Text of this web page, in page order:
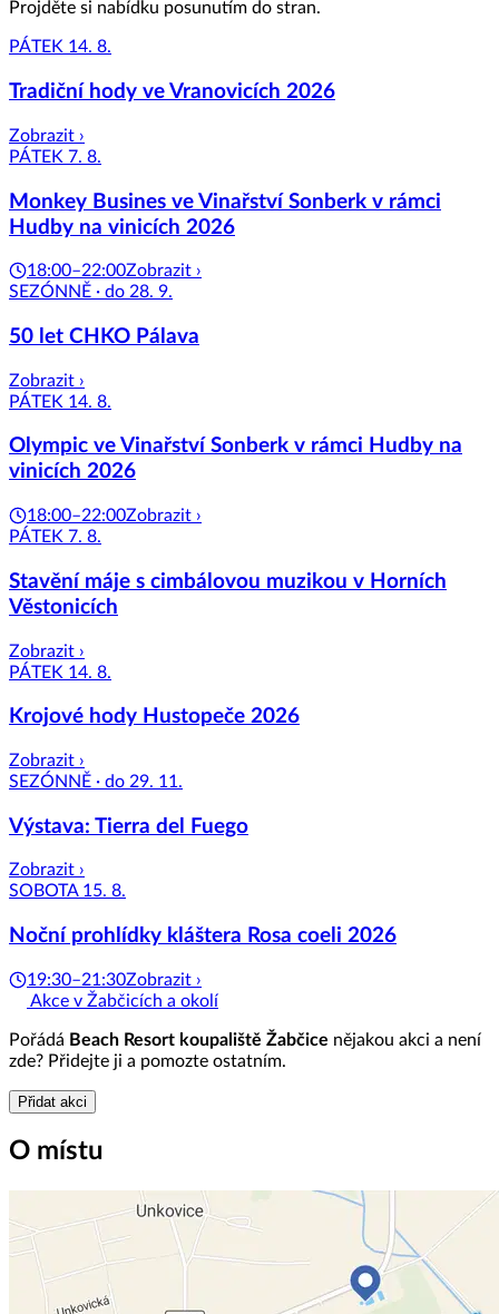
Projděte si nabídku posunutím do stran.
PÁTEK 14. 8.
Tradiční hody ve Vranovicích 2026
Zobrazit ›
PÁTEK 7. 8.
Monkey Busines ve Vinařství Sonberk v rámci
Hudby na vinicích 2026
18:00–22:00Zobrazit ›
SEZÓNNĚ · do 28. 9.
50 let CHKO Pálava
Zobrazit ›
PÁTEK 14. 8.
Olympic ve Vinařství Sonberk v rámci Hudby na
vinicích 2026
18:00–22:00Zobrazit ›
PÁTEK 7. 8.
Stavění máje s cimbálovou muzikou v Horních
Věstonicích
Zobrazit ›
PÁTEK 14. 8.
Krojové hody Hustopeče 2026
Zobrazit ›
SEZÓNNĚ · do 29. 11.
Výstava: Tierra del Fuego
Zobrazit ›
SOBOTA 15. 8.
Noční prohlídky kláštera Rosa coeli 2026
19:30–21:30Zobrazit ›
Akce v Žabčicích a okolí
Pořádá Beach Resort koupaliště Žabčice nějakou akci a není
zde? Přidejte ji a pomozte ostatním.
Přidat akci
O místu